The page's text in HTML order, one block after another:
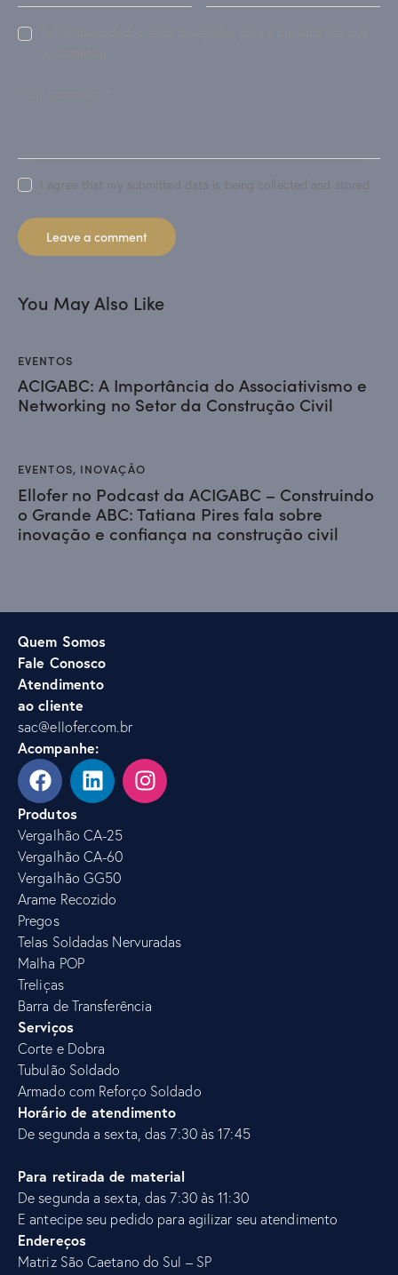
I agree that my submitted data is being collected and stored.
You May Also Like
EVENTOS
ACIGABC: A Importância do Associativismo e
Networking no Setor da Construção Civil
EVENTOS, INOVAÇÃO
Ellofer no Podcast da ACIGABC – Construindo
o Grande ABC: Tatiana Pires fala sobre
inovação e confiança na construção civil
Quem Somos
Fale Conosco
Atendimento
ao cliente
sac@ellofer.com.br
Acompanhe:
Produtos
Vergalhão CA-25
Vergalhão CA-60
Vergalhão GG50
Arame Recozido
Pregos
Telas Soldadas Nervuradas
Malha POP
Treliças
Barra de Transferência
Serviços
Corte e Dobra
Tubulão Soldado
Armado com Reforço Soldado
Horário de atendimento
De segunda a sexta, das 7:30 às 17:45
Para retirada de material
De segunda a sexta, das 7:30 às 11:30
E antecipe seu pedido para agilizar seu atendimento
Endereços
Matriz São Caetano do Sul – SP